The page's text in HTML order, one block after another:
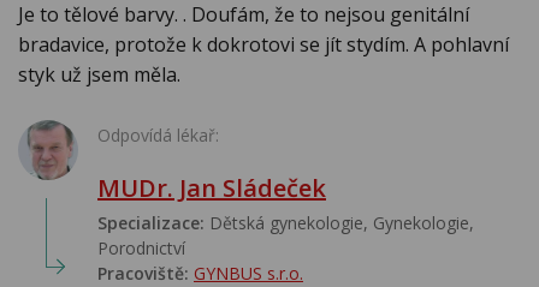
Je to tělové barvy. . Doufám, že to nejsou genitální
bradavice, protože k dokrotovi se jít stydím. A pohlavní
styk už jsem měla.
Odpovídá lékař:
MUDr. Jan Sládeček
Specializace: Dětská gynekologie, Gynekologie,
Porodnictví
Pracoviště: GYNBUS s.r.o.